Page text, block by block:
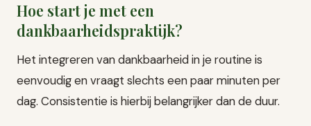
Hoe start je met een
dankbaarheidspraktijk?
Het integreren van dankbaarheid in je routine is
eenvoudig en vraagt slechts een paar minuten per
dag. Consistentie is hierbij belangrijker dan de duur.